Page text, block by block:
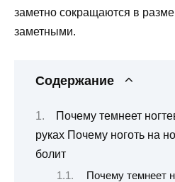
заметно сокращаются в
заметными.
Содержание
Почему темнеет
руках Почему ноготь на
болит
Почему темнеет